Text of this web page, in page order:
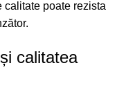
calitate poate rezista
calitatea